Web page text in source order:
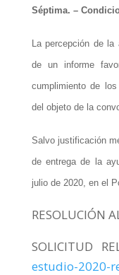
Séptima. –
La percepción de la
de un informe
cumplimiento de
del objeto de la
Salvo justificación
de entrega de la
julio de 2020, en el
RESOLUCIÓN
SOLICITUD
estudio-2020-